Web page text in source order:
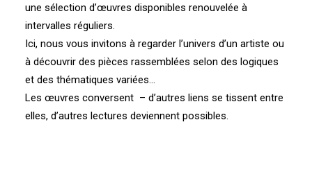
une sélection d’œuvres disponibles renouvelée à
intervalles réguliers.
Ici, nous vous invitons à regarder l’univers d’un artiste ou
à découvrir des pièces rassemblées selon des logiques
et des thématiques variées…
Les œuvres conversent – d’autres liens se tissent entre
elles, d’autres lectures deviennent possibles.